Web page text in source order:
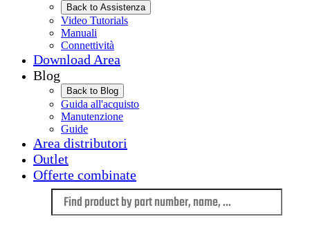
Back to Assistenza
Video Tutorials
Manuali
Connettività
Download Area
Blog
Back to Blog
Guida all'acquisto
Manutenzione
Guide
Area distributori
Outlet
Offerte combinate